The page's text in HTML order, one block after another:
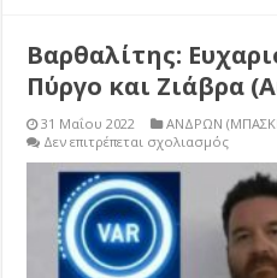
Βαρθαλίτης:
Πύργο και Ζιάβρα
31 Μαΐου 2022 ΑΝΔΡΩΝ
Δεν επιτρέπεται σχολιασμόςστο
Πύργο
και
Ζιάβρα
(Audio)